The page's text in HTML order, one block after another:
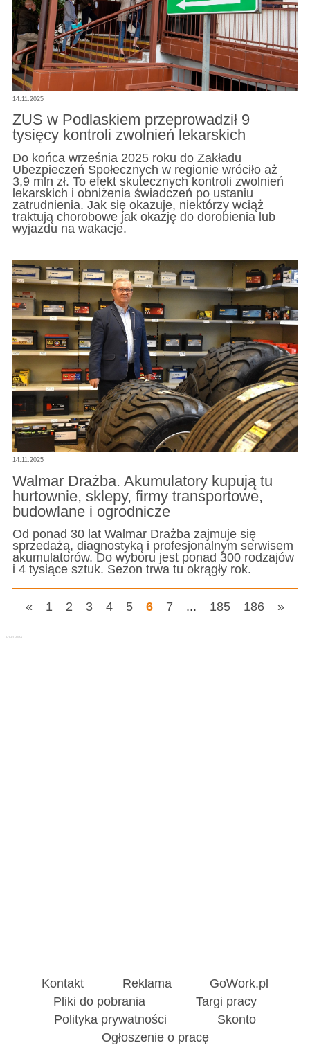
14.11.2025
ZUS w Podlaskiem przeprowadził 9
tysięcy kontroli zwolnień lekarskich
Do końca września 2025 roku do Zakładu
Ubezpieczeń Społecznych w regionie wróciło aż
3,9 mln zł. To efekt skutecznych kontroli zwolnień
lekarskich i obniżenia świadczeń po ustaniu
zatrudnienia. Jak się okazuje, niektórzy wciąż
traktują chorobowe jak okazję do dorobienia lub
wyjazdu na wakacje.
14.11.2025
Walmar Drażba. Akumulatory kupują tu
hurtownie, sklepy, firmy transportowe,
budowlane i ogrodnicze
Od ponad 30 lat Walmar Drażba zajmuje się
sprzedażą, diagnostyką i profesjonalnym serwisem
akumulatorów. Do wyboru jest ponad 300 rodzajów
i 4 tysiące sztuk. Sezon trwa tu okrągły rok.
« 1 2 3 4 5 6 7 ... 185 186 »
Kontakt Reklama
GoWork.pl
Pliki do pobrania
Targi pracy
Polityka prywatności
Skonto
Ogłoszenie o pracę